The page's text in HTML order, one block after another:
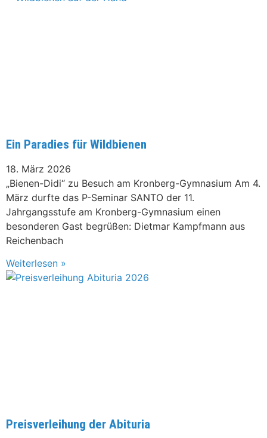
Ein Paradies für Wildbienen
18. März 2026
„Bienen-Didi“ zu Besuch am Kronberg-Gymnasium Am 4.
März durfte das P-Seminar SANTO der 11.
Jahrgangsstufe am Kronberg-Gymnasium einen
besonderen Gast begrüßen: Dietmar Kampfmann aus
Reichenbach
Weiterlesen »
Preisverleihung der Abituria